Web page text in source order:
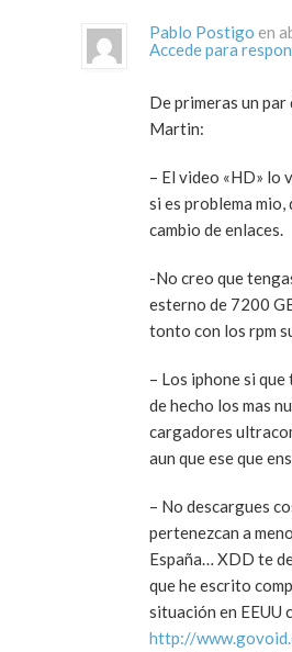
Pablo Postigo
Accede para
De primeras un par
Martin:
– El video «HD» lo
si es problema
cambio de enlaces.
-No creo que
esterno de 7200
tonto con los rpm
– Los iphone si
de hecho los mas
cargadores
aun que ese que
– No descargues
pertenezcan a
España… XDD te
que he escrito
situación en EEUU
http://